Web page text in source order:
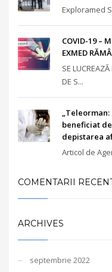
Exploramed
COVID-19 –
EXMED
SE
DE S...
beneficiat
depistarea
Articol de
COMENTARII
ARCHIVES
septembrie 2022